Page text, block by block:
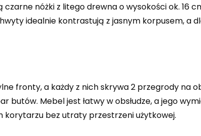
nóżki z litego drewna o wysokości ok. 16
idealnie kontrastują z jasnym korpusem, a
fronty, a każdy z nich skrywa 2 przegrody na
butów. Mebel jest łatwy w obsłudze, a jego
korytarzu bez utraty przestrzeni użytkowej.